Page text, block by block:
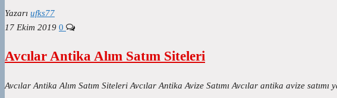
Yazarı ufks77
17 Ekim 2019 0
Avcılar Antika Alım Satım Siteleri
Avcılar Antika Alım Satım Siteleri Avcılar Antika Avize Satımı Avcılar antika avize